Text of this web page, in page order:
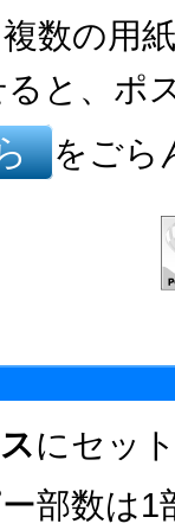
数の用
と、ポ
をごら
にセッ
部数は1